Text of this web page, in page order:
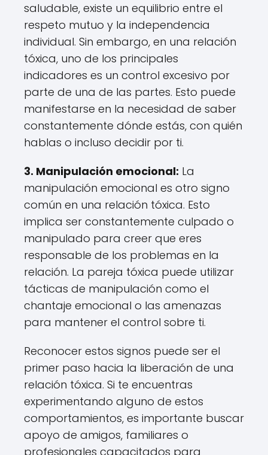
saludable, existe un equilibrio entre el
respeto mutuo y la independencia
individual. Sin embargo, en una relación
tóxica, uno de los principales
indicadores es un control excesivo por
parte de una de las partes. Esto puede
manifestarse en la necesidad de saber
constantemente dónde estás, con quién
hablas o incluso decidir por ti.
3. Manipulación emocional: La
manipulación emocional es otro signo
común en una relación tóxica. Esto
implica ser constantemente culpado o
manipulado para creer que eres
responsable de los problemas en la
relación. La pareja tóxica puede utilizar
tácticas de manipulación como el
chantaje emocional o las amenazas
para mantener el control sobre ti.
Reconocer estos signos puede ser el
primer paso hacia la liberación de una
relación tóxica. Si te encuentras
experimentando alguno de estos
comportamientos, es importante buscar
apoyo de amigos, familiares o
profesionales capacitados para